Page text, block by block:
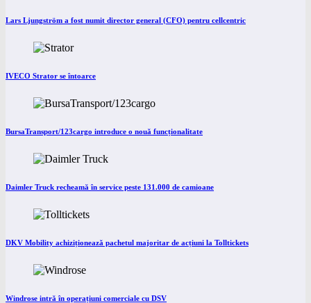
Lars Ljungström a fost numit director general (CFO) pentru cellcentric
IVECO Strator se întoarce
BursaTransport/123cargo introduce o nouă funcționalitate
Daimler Truck recheamă în service peste 131.000 de camioane
DKV Mobility achiziționează pachetul majoritar de acțiuni la Tolltickets
Windrose intră în operațiuni comerciale cu DSV